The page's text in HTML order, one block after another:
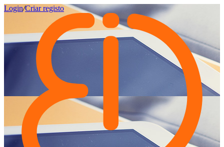
Login/Criar registo